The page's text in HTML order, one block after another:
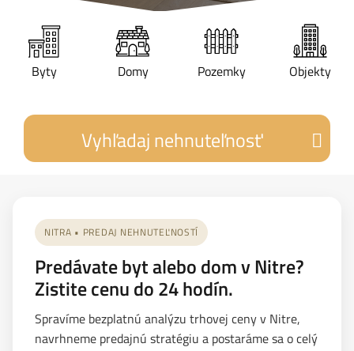
Byty Domy Pozemky Objekty
Vyhľadaj nehnuteľnosť
NITRA • PREDAJ NEHNUTEĽNOSTÍ
Predávate byt alebo dom v Nitre?
Zistite cenu do 24 hodín.
Spravíme bezplatnú analýzu trhovej ceny v Nitre,
navrhneme predajnú stratégiu a postaráme sa o celý